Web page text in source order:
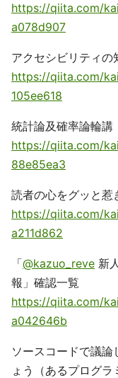
https://qiita.com/
a078d907
アクセシビリティの
https://qiita.com/
105ee618
統計論及確率論輪講
https://qiita.com/
88e85ea3
読者の心をグッと惹
https://qiita.com/
a211d862
「@kazuo_reve 新
報」確認一覧
https://qiita.com/
a042646b
ソースコードで議
ょう（あるプログラ